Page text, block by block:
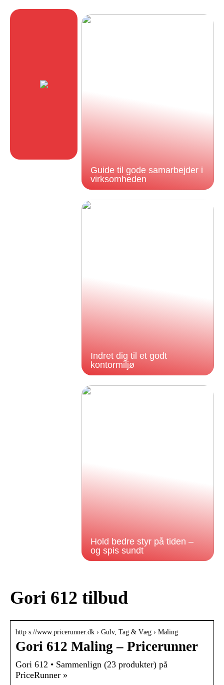
Guide til gode samarbejder i
virksomheden
Indret dig til et godt
kontormiljø
Hold bedre styr på tiden –
og spis sundt
Gori 612 tilbud
http s://www.pricerunner.dk › Gulv, Tag & Væg › Maling
Gori 612 Maling – Pricerunner
Gori 612 • Sammenlign (23 produkter) på
PriceRunner »